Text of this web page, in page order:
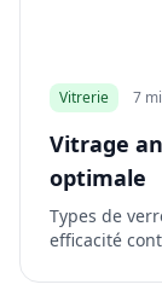
Vitrerie 7
Vitrage
optimale
Types de
efficacité